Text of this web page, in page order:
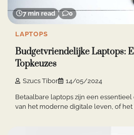
7 min read 0
LAPTOPS
Budgetvriendelijke Laptops:
Topkeuzes
Szucs Tibor 14/05/2024
Betaalbare laptops zijn een
van het moderne digitale leven, of het